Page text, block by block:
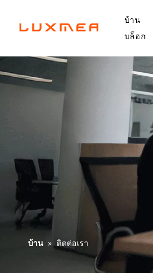
บ้าน
บล็อก
บ้าน » ติดต่อเรา